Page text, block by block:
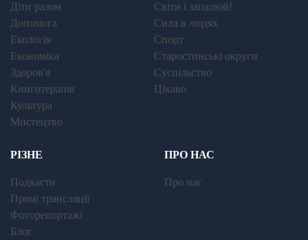
Діти разом
Допомога
Екологія
Економіка
Здоров'я
Книготерапія
Культура
Мистецтво
Світи і запалюй!
Сила в людях
Спорт
Старостинські округи
Суспільство
Цікаво
РІЗНЕ
Подкасти
Прямі трансляції
Фоторепортажі
Блог
ПРО НАС
Про нас